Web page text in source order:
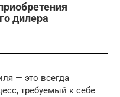
дилера
— это всегда
требуемый к себе